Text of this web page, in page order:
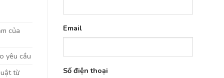
Email
Số điện thoại
của
yêu cầu
từ